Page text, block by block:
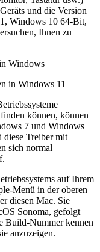
und die Version
Windows 10 64-Bit,
Ihnen zu
Windows
können, können
7 und Windows
diese Treiber mit
sich normal
auf Ihrem
Menü in der oberen
diesen Mac. Sie
Sonoma, gefolgt
Build-Nummer kennen
anzuzeigen.